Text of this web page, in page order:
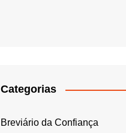
Categorias
Breviário da Confiança